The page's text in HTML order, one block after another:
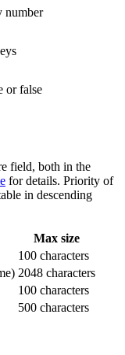
number
or false
field, both in the
for details. Priority of
in descending
Max size
100 characters
2048 characters
100 characters
500 characters